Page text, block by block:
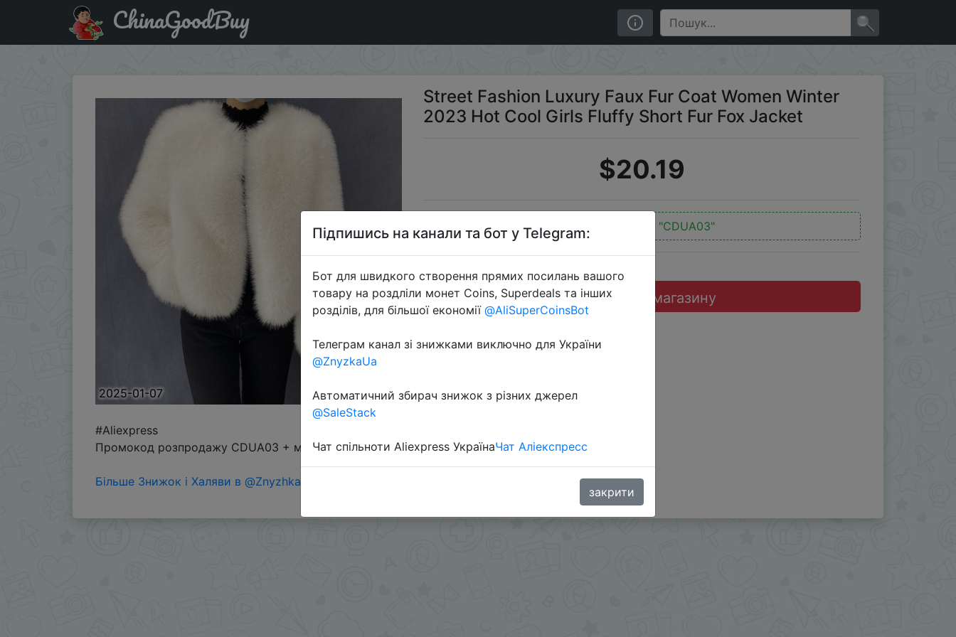
Купити по знижці CDUA03 Street Fashion Luxury Faux Fur Coat Women Winter 2023 Hot Cool Girls Fluffy Short Fur Fox Jacket
ChinaGoodBuy
2025-01-07
Street Fashion Luxury Faux Fur Coat Women Winter
2023 Hot Cool Girls Fluffy Short Fur Fox Jacket
$20.19
"CDUA03"
Перейти до магазину
#Aliexpress
Промокод розпродажу CDUA03 + монетки 906 Coins у додатку.
Більше Знижок і Халяви в @ZnyzhkaUA
Підпишись на канали та бот у Telegram:
Бот для швидкого створення прямих посилань вашого
товару на роздліли монет Coins, Superdeals та інших
розділів, для більшої економії @AliSuperCoinsBot
Телеграм канал зі знижками виключно для України
@ZnyzkaUa
Автоматичний збирач знижок з різних джерел
@SaleStack
Чат спільноти Aliexpress УкраїнаЧат Аліекспресс
закрити